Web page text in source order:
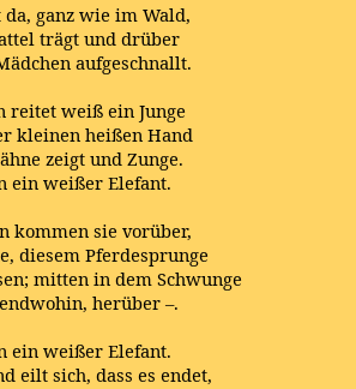
ganz wie im Wald,
trägt und drüber
aufgeschnallt.
reitet weiß ein Junge
kleinen heißen Hand
zeigt und Zunge.
ein weißer Elefant.
kommen sie vorüber,
diesem Pferdesprunge
mitten in dem Schwunge
herüber –.
ein weißer Elefant.
eilt sich, dass es endet,